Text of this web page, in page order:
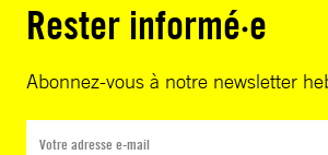
Rester informé·e
Abonnez-vous à notre newsletter